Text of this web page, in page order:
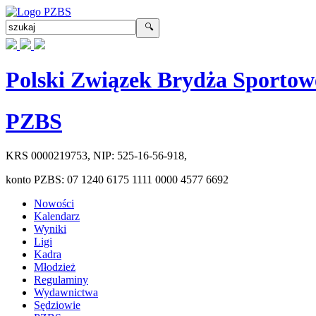
Polski Związek Brydża
PZBS
KRS 0000219753, NIP: 525-16-56-918,
konto PZBS: 07 1240 6175 1111 0000 4577 6692
Nowości
Kalendarz
Wyniki
Ligi
Kadra
Młodzież
Regulaminy
Wydawnictwa
Sędziowie